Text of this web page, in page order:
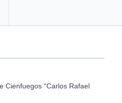
Cienfuegos “Carlos Rafael